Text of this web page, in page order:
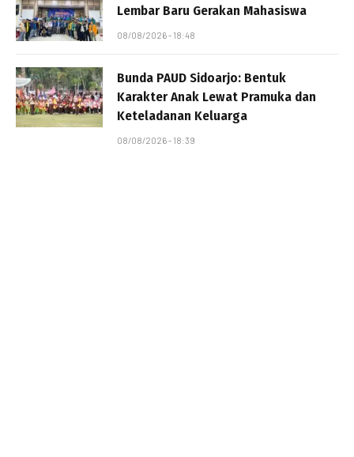
Lembar Baru Gerakan Mahasiswa
08/08/2026 - 18:48
Bunda PAUD Sidoarjo: Bentuk
Karakter Anak Lewat Pramuka dan
Keteladanan Keluarga
08/08/2026 - 18:39